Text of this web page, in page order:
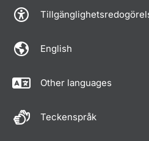
English
Other languages
Teckenspråk